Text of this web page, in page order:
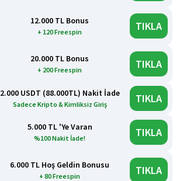
12.000 TL Bonus
+ 120 Freespin TIKLA
20.000 TL Bonus
+ 200 Freespin TIKLA
2.000 USDT (88.000TL) Nakit İade
Sadece Kripto & Kimliksiz Giriş TIKLA
5.000 TL 'Ye Varan
%100 Nakit İade! TIKLA
6.000 TL Hoş Geldin Bonusu
+ 80 Freespin TIKLA